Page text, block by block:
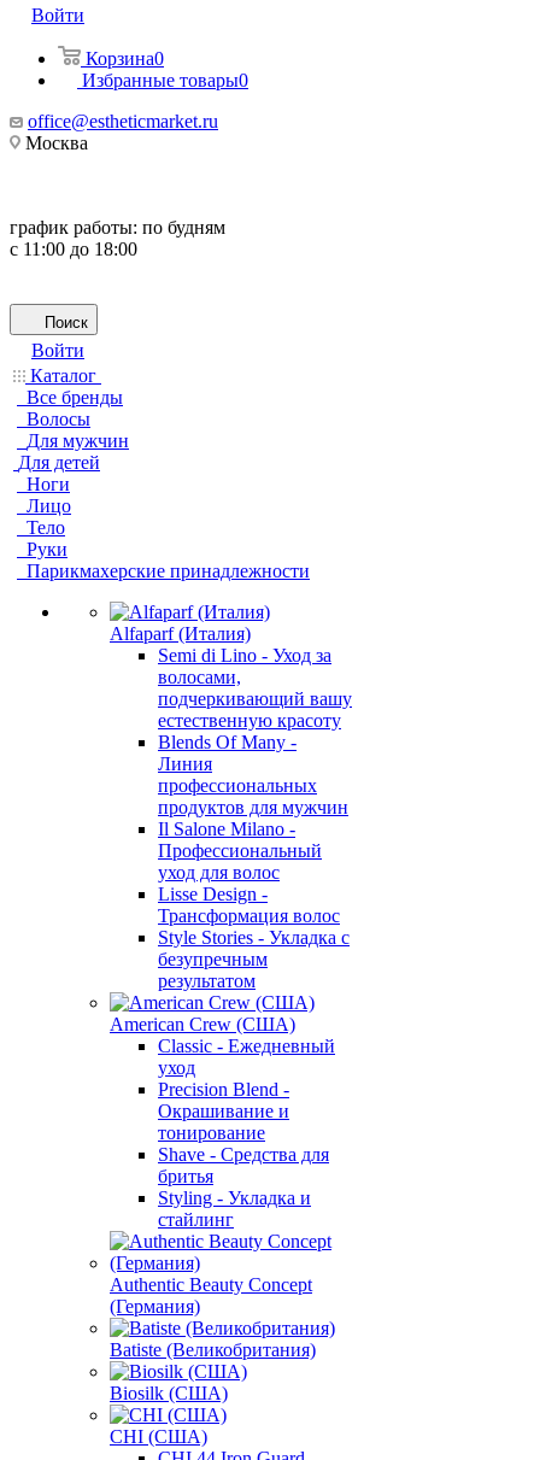
Войти
Корзина0
Избранные товары0
office@estheticmarket.ru
Москва
график работы: по будням
с 11:00 до 18:00
Поиск
Войти
Каталог
Все бренды
Волосы
Для мужчин
Для детей
Ноги
Лицо
Тело
Руки
Парикмахерские принадлежности
Alfaparf (Италия)
Semi di Lino - Уход за
волосами,
подчеркивающий вашу
естественную красоту
Blends Of Many -
Линия
профессиональных
продуктов для мужчин
Il Salone Milano -
Профессиональный
уход для волос
Lisse Design -
Трансформация волос
Style Stories - Укладка с
безупречным
результатом
American Crew (США)
Classic - Ежедневный
уход
Precision Blend -
Окрашивание и
тонирование
Shave - Средства для
бритья
Styling - Укладка и
стайлинг
Authentic Beauty Concept
(Германия)
Batiste (Великобритания)
Biosilk (США)
CHI (США)